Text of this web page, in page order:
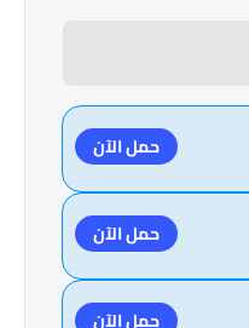
حمل الآن
حمل الآن
حمل الآن